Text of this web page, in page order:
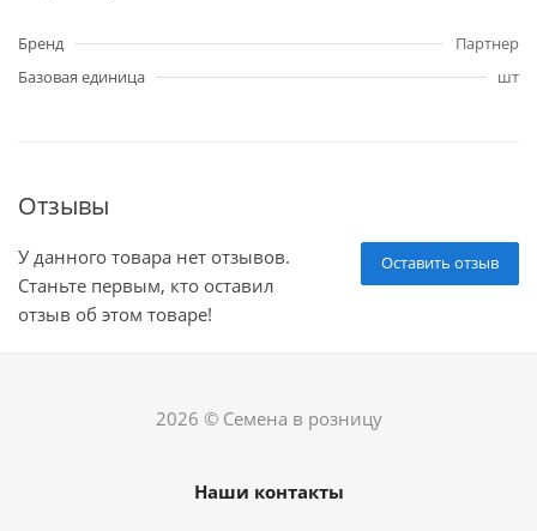
Бренд
Партнер
Базовая единица
шт
Отзывы
Оставить отзыв
У данного товара нет отзывов.
Станьте первым, кто оставил
отзыв об этом товаре!
2026 © Семена в розницу
Наши контакты